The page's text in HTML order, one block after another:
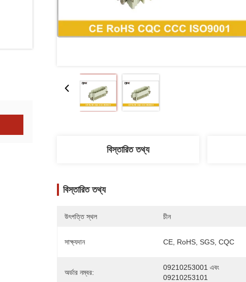
বিস্তারিত তথ্য
বিস্তারিত তথ্য
উৎপত্তি স্থল চীন
সাক্ষ্যদান CE, RoHS, SGS, CQC
অর্ডার নম্বর:
09210253001 এবং
09210253101